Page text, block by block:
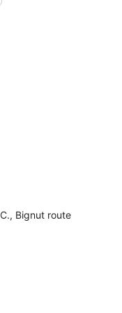
Bignut route